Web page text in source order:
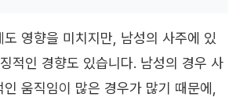
도 영향을 미치지만, 남성의 사주에 있
적인 경향도 있습니다. 남성의 경우 사
움직임이 많은 경우가 많기 때문에,